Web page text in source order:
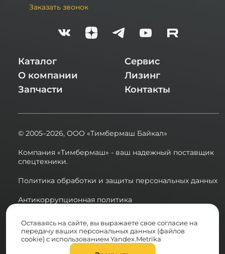
Заказать звонок
Каталог
О компании
Запчасти
Сервис
Лизинг
Контакты
© 2005–2026, ООО «Тимбермаш Байкал»
Компания «Тимбермаш» - ваш надежный поставщик
спецтехники.
Политика обработки и защиты персональных данных
Антикоррупционная политика
Сводная ведомость результатов проведения СОУТ в
2025 году
Разработка сайта:
Оставаясь на сайте, вы выражаете свое согласие на
передачу ваших персональных данных (файлов
cookie) с использованием Yandex.Metrika